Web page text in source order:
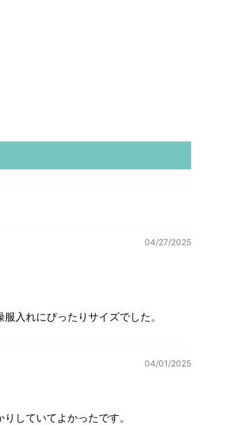
04/27/2025
入れにぴったりサイズでした。
04/01/2025
していてよかったです。